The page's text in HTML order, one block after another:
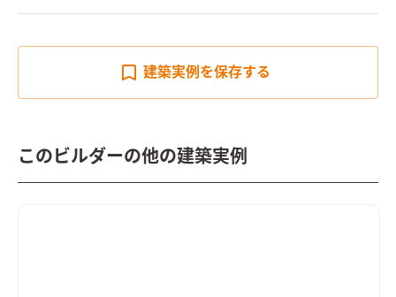
建築実例を保存する
このビルダーの他の建築実例